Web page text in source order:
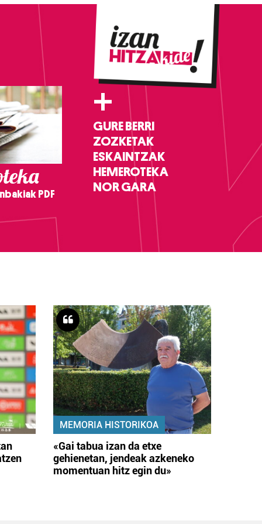
PDF
+
GURE BERRI
ZOZKETAK
ESKAINTZAK
HEMEROTEKA
NOR GARA
MEMORIA HISTORIKOA
«Gai tabua izan da etxe
gehienetan, jendeak azkeneko
momentuan hitz egin du»